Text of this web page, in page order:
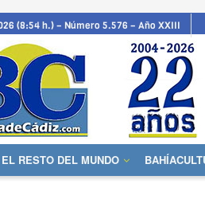
(8:54 h.) – Número 5.576 – Año XXIII
EL RESTO DEL MUNDO